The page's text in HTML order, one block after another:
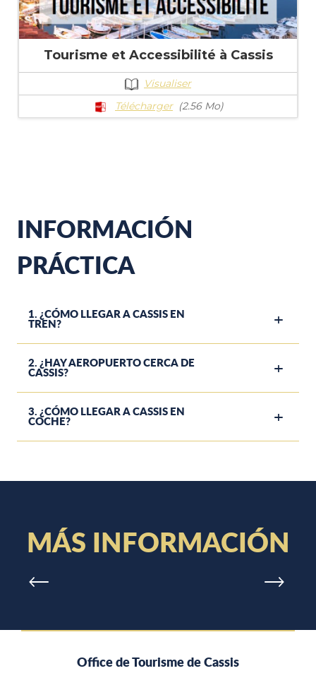
INFORMACIÓN
PRÁCTICA
1. ¿CÓMO LLEGAR A CASSIS EN
TREN?
2. ¿HAY AEROPUERTO CERCA DE
CASSIS?
3. ¿CÓMO LLEGAR A CASSIS EN
COCHE?
MÁS INFORMACIÓN
ALOJAMIENTO PARA GRUPOS
Office de Tourisme de Cassis